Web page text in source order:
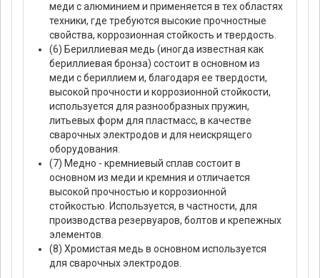
меди с алюминием и применяется в тех областях
техники, где требуются высокие прочностные
свойства, коррозионная стойкость и твердость.
(6) Бериллиевая медь (иногда известная как
бериллиевая бронза) состоит в основном из
меди с бериллием и, благодаря ее твердости,
высокой прочности и коррозионной стойкости,
используется для разнообразных пружин,
литьевых форм для пластмасс, в качестве
сварочных электродов и для неискрящего
оборудования.
(7) Медно - кремниевый сплав состоит в
основном из меди и кремния и отличается
высокой прочностью и коррозионной
стойкостью. Используется, в частности, для
производства резервуаров, болтов и крепежных
элементов.
(8) Хромистая медь в основном используется
для сварочных электродов.